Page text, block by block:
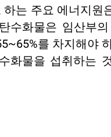
하는 주요 에너지원
수화물은 임산부
를 차지해야
화물을 섭취하는